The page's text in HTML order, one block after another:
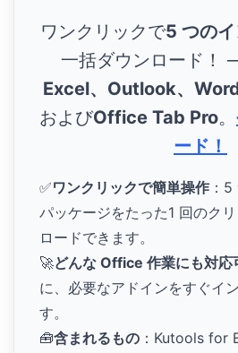
ワンクリックで5 つの
一括ダウンロード！
Excel、Outlook、
およびOffice Tab Pro。
ード！
✅ワンクリックで簡単操作 ：
パッケージをたった1 回のク
ロードできます。
🚀どんな Office 作業にも対応
に、必要なアドインをすぐイ
す。
🧰含まれるもの ：Kutools for